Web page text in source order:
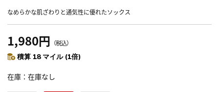
なめらかな肌ざわりと通気性に優れたソックス
1,980円 （税込）
積算 18 マイル (1倍)
在庫 在庫なし